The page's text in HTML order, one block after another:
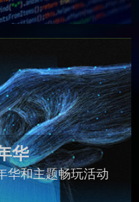
华
华和主题畅玩活动